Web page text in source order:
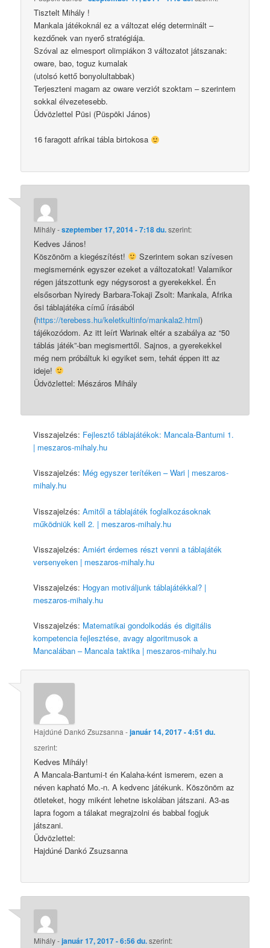
Tisztelt Mihály !
Mankala játékoknál ez a változat elég determinált –
kezdőnek van nyerő stratégiája.
Szóval az elmesport olimpiákon 3 változatot játszanak:
oware, bao, toguz kumalak
(utolsó kettő bonyolultabbak)
Terjeszteni magam az oware verziót szoktam – szerintem
sokkal élvezetesebb.
Üdvözlettel Püsi (Püspöki János)
16 faragott afrikai tábla birtokosa
Mihály-szeptember 17, 2014 - 7:18 du.szerint:
Kedves János!
Köszönöm a kiegészítést!
Szerintem sokan szívesen
megismernénk egyszer ezeket a változatokat! Valamikor
régen játszottunk egy négysorost a gyerekekkel. Én
elsősorban Nyiredy Barbara-Tokaji Zsolt: Mankala, Afrika
ősi táblajátéka című írásából
(https://terebess.hu/keletkultinfo/mankala2.html)
tájékozódom. Az itt leírt Warinak eltér a szabálya az “50
táblás játék”-ban megismerttől. Sajnos, a gyerekekkel
még nem próbáltuk ki egyiket sem, tehát éppen itt az
ideje!
Üdvözlettel: Mészáros Mihály
Visszajelzés: Fejlesztő táblajátékok: Mancala-Bantumi 1.
| meszaros-mihaly.hu
Visszajelzés: Még egyszer terítéken – Wari | meszaros-
mihaly.hu
Visszajelzés:Amitől a táblajáték foglalkozásoknak
működniük kell 2. | meszaros-mihaly.hu
Visszajelzés:Amiért érdemes részt venni a táblajáték
versenyeken | meszaros-mihaly.hu
Visszajelzés: Hogyan motiváljunk táblajátékkal? |
meszaros-mihaly.hu
Visszajelzés: Matematikai gondolkodás és digitális
kompetencia fejlesztése, avagy algoritmusok a
Mancalában – Mancala taktika | meszaros-mihaly.hu
Hajdúné Dankó Zsuzsanna -január 14, 2017 - 4:51 du.
szerint:
Kedves Mihály!
A Mancala-Bantumi-t én Kalaha-ként ismerem, ezen a
néven kapható Mo.-n. A kedvenc játékunk. Köszönöm az
ötleteket, hogy miként lehetne iskolában játszani. A3-as
lapra fogom a tálakat megrajzolni és babbal fogjuk
játszani.
Üdvözlettel:
Hajdúné Dankó Zsuzsanna
Mihály-január 17, 2017 - 6:56 du.szerint: